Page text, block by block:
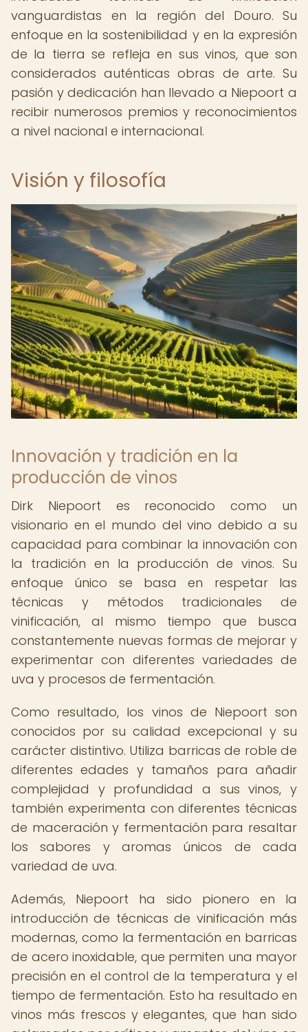
vanguardistas en la región del Douro. Su
enfoque en la sostenibilidad y en la expresión
de la tierra se refleja en sus vinos, que son
considerados auténticas obras de arte. Su
pasión y dedicación han llevado a Niepoort a
recibir numerosos premios y reconocimientos
a nivel nacional e internacional.
Visión y filosofía
Innovación y tradición en la
producción de vinos
Dirk Niepoort es reconocido como un
visionario en el mundo del vino debido a su
capacidad para combinar la innovación con
la tradición en la producción de vinos. Su
enfoque único se basa en respetar las
técnicas y métodos tradicionales de
vinificación, al mismo tiempo que busca
constantemente nuevas formas de mejorar y
experimentar con diferentes variedades de
uva y procesos de fermentación.
Como resultado, los vinos de Niepoort son
conocidos por su calidad excepcional y su
carácter distintivo. Utiliza barricas de roble de
diferentes edades y tamaños para añadir
complejidad y profundidad a sus vinos, y
también experimenta con diferentes técnicas
de maceración y fermentación para resaltar
los sabores y aromas únicos de cada
variedad de uva.
Además, Niepoort ha sido pionero en la
introducción de técnicas de vinificación más
modernas, como la fermentación en barricas
de acero inoxidable, que permiten una mayor
precisión en el control de la temperatura y el
tiempo de fermentación. Esto ha resultado en
vinos más frescos y elegantes, que han sido